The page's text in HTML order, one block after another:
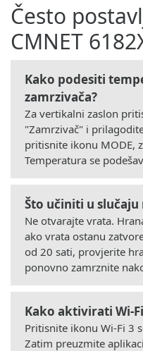
Često
CMNET
Kako podesiti
zamrzivača?
Za vertikalni zaslon
"Zamrzivač" i
pritisnite ikonu MODE,
Temperatura se
Što učiniti u
Ne otvarajte vrata.
ako vrata ostanu
od 20 sati, provjerite
ponovno zamrznite
Kako aktivirati Wi-
Pritisnite ikonu Wi-Fi 3
Zatim preuzmite